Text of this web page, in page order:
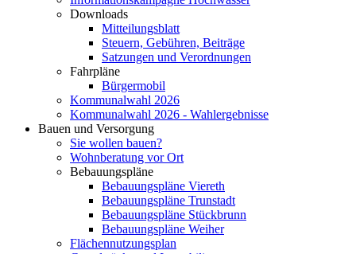
Downloads
Mitteilungsblatt
Steuern, Gebühren, Beiträge
Satzungen und Verordnungen
Fahrpläne
Bürgermobil
Kommunalwahl 2026
Kommunalwahl 2026 - Wahlergebnisse
Bauen und Versorgung
Sie wollen bauen?
Wohnberatung vor Ort
Bebauungspläne
Bebauungspläne Viereth
Bebauungspläne Trunstadt
Bebauungspläne Stückbrunn
Bebauungspläne Weiher
Flächennutzungsplan